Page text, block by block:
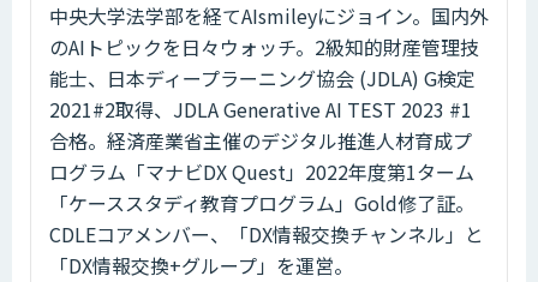
中央大学法学部を経てAIsmileyにジョイン。国内外
のAIトピックを日々ウォッチ。2級知的財産管理技
能士、日本ディープラーニング協会 (JDLA) G検定
2021#2取得、JDLA Generative AI TEST 2023 #1
合格。経済産業省主催のデジタル推進人材育成プ
ログラム「マナビDX Quest」2022年度第1ターム
「ケーススタディ教育プログラム」Gold修了証。
CDLEコアメンバー、「DX情報交換チャンネル」と
「DX情報交換+グループ」を運営。